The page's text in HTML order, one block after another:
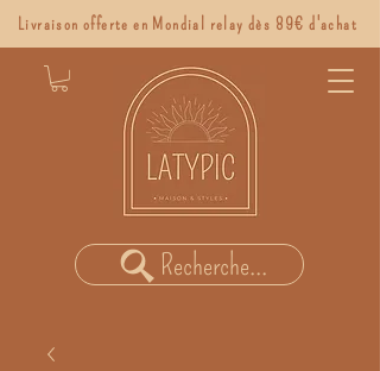
Recherche...
Livraison offerte en Mondial relay dès 89€ d'achat